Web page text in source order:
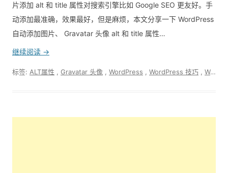
片添加 alt 和 title 属性对搜索引擎比如 Google SEO 更友好。手
动添加最准确，效果最好，但是麻烦，本文分享一下 WordPress
自动添加图片、 Gravatar 头像 alt 和 title 属性…
继续阅读 →
标签: ALT属性 Gravatar 头像 WordPress WordPress 技巧 WordPress 自动图片 alt